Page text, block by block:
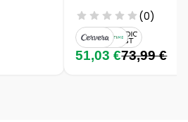
(0)
51,03 €73,99 €